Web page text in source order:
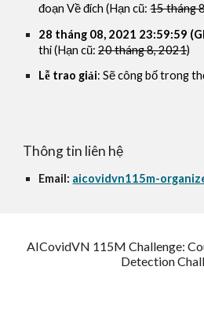
đoạn Về đích (Hạn cũ: 15 tháng
28 tháng 08, 2021 23:59:59
thi (Hạn cũ: 20 tháng 8, 2021)
Lễ trao giải: Sẽ công bố trong
Thông tin liên hệ
Email: aicovidvn115m-
AICovidVN 115M Challenge:
Detection